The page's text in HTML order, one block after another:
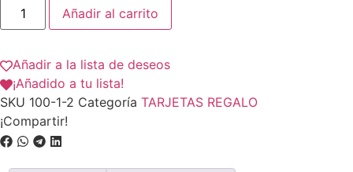
Añadir al carrito
Añadir a la lista de deseos
¡Añadido a tu lista!
SKU 100-1-2 Categoría TARJETAS REGALO
¡Compartir!